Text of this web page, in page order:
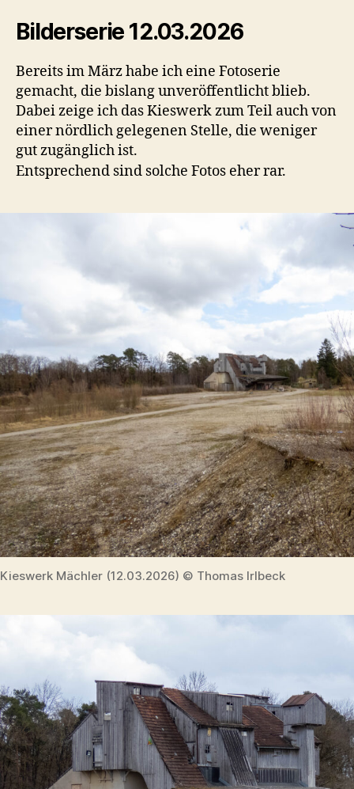
Bilderserie 12.03.2026
Bereits im März habe ich eine Fotoserie
gemacht, die bislang unveröffentlicht blieb.
Dabei zeige ich das Kieswerk zum Teil auch von
einer nördlich gelegenen Stelle, die weniger
gut zugänglich ist.
Entsprechend sind solche Fotos eher rar.
Kieswerk Mächler (12.03.2026) © Thomas Irlbeck